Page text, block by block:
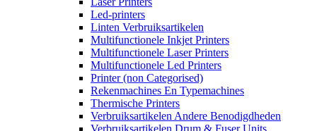
Led-printers
Linten Verbruiksartikelen
Multifunctionele Inkjet Printers
Multifunctionele Laser Printers
Multifunctionele Led Printers
Printer (non Categorised)
Rekenmachines En Typemachines
Thermische Printers
Verbruiksartikelen Andere Benodigdheden
Verbruiksartikelen Drum & Fuser Units